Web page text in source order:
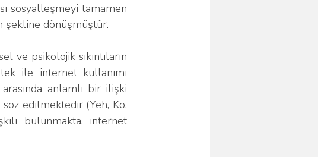
sosyalleşmeyi tamamen
şekline dönüşmüştür.
ile internet kullanımı
arasında anlamlı bir ilişki
edilmektedir (Yeh, Ko,
bulunmakta, internet